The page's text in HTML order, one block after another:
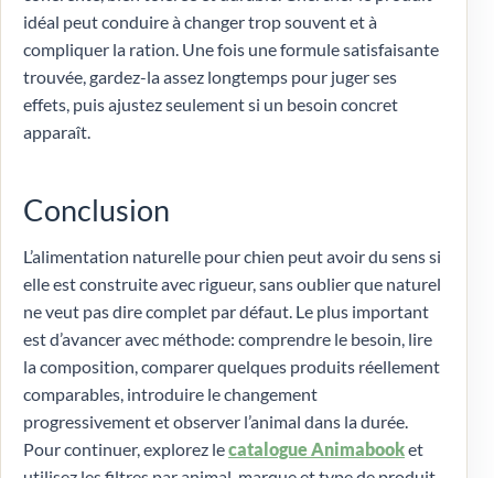
idéal peut conduire à changer trop souvent et à
compliquer la ration. Une fois une formule satisfaisante
trouvée, gardez-la assez longtemps pour juger ses
effets, puis ajustez seulement si un besoin concret
apparaît.
Conclusion
L’alimentation naturelle pour chien peut avoir du sens si
elle est construite avec rigueur, sans oublier que naturel
ne veut pas dire complet par défaut. Le plus important
est d’avancer avec méthode: comprendre le besoin, lire
la composition, comparer quelques produits réellement
comparables, introduire le changement
progressivement et observer l’animal dans la durée.
Pour continuer, explorez lecatalogue Animabooket